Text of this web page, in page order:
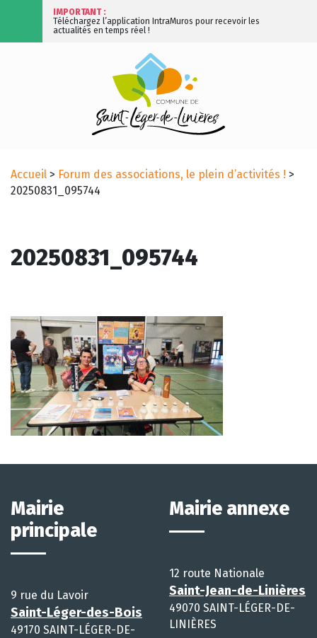
IMPORTANT :
Téléchargez l’application IntraMuros pour recevoir les
actualités en temps réel !
Accueil > Forum des associations, le plein d’activités ! >
20250831_095744
20250831_095744
Mairie
principale
9 rue du Lavoir
Saint-Léger-des-Bois
49170 SAINT-LÉGER-DE-
Mairie annexe
12 route Nationale
Saint-Jean-de-Linières
49070 SAINT-LÉGER-DE-
LINIÈRES